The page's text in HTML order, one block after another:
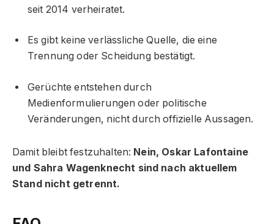
seit 2014 verheiratet.
Es gibt keine verlässliche Quelle, die eine
Trennung oder Scheidung bestätigt.
Gerüchte entstehen durch
Medienformulierungen oder politische
Veränderungen, nicht durch offizielle Aussagen.
Damit bleibt festzuhalten: Nein, Oskar Lafontaine
und Sahra Wagenknecht sind nach aktuellem
Stand nicht getrennt.